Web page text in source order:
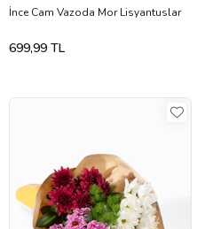
İnce Cam Vazoda Mor Lisyantuslar
699,99 TL